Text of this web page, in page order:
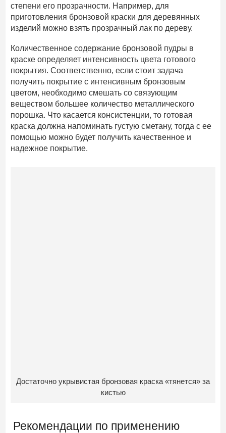
степени его прозрачности. Например, для
приготовления бронзовой краски для деревянных
изделий можно взять прозрачный лак по дереву.
Количественное содержание бронзовой пудры в
краске определяет интенсивность цвета готового
покрытия. Соответственно, если стоит задача
получить покрытие с интенсивным бронзовым
цветом, необходимо смешать со связующим
веществом большее количество металлического
порошка. Что касается консистенции, то готовая
краска должна напоминать густую сметану, тогда с ее
помощью можно будет получить качественное и
надежное покрытие.
Достаточно укрывистая бронзовая краска «тянется» за
кистью
Рекомендации по применению